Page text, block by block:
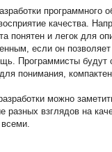
программного
качества.
понятен и легок для
если он
Программисты будут
понимания,
можно
разных взглядов на
всеми.